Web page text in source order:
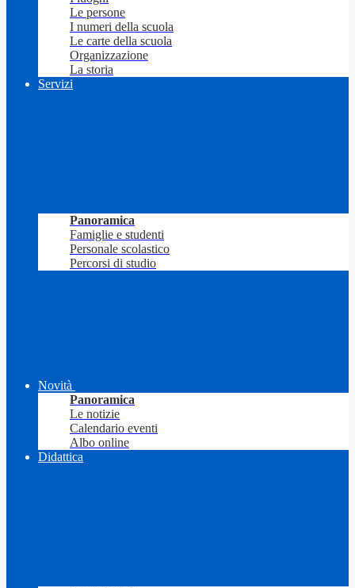
Le persone
I numeri della scuola
Le carte della scuola
Organizzazione
La storia
Servizi
Panoramica
Famiglie e studenti
Personale scolastico
Percorsi di studio
Novità
Panoramica
Le notizie
Calendario eventi
Albo online
Didattica